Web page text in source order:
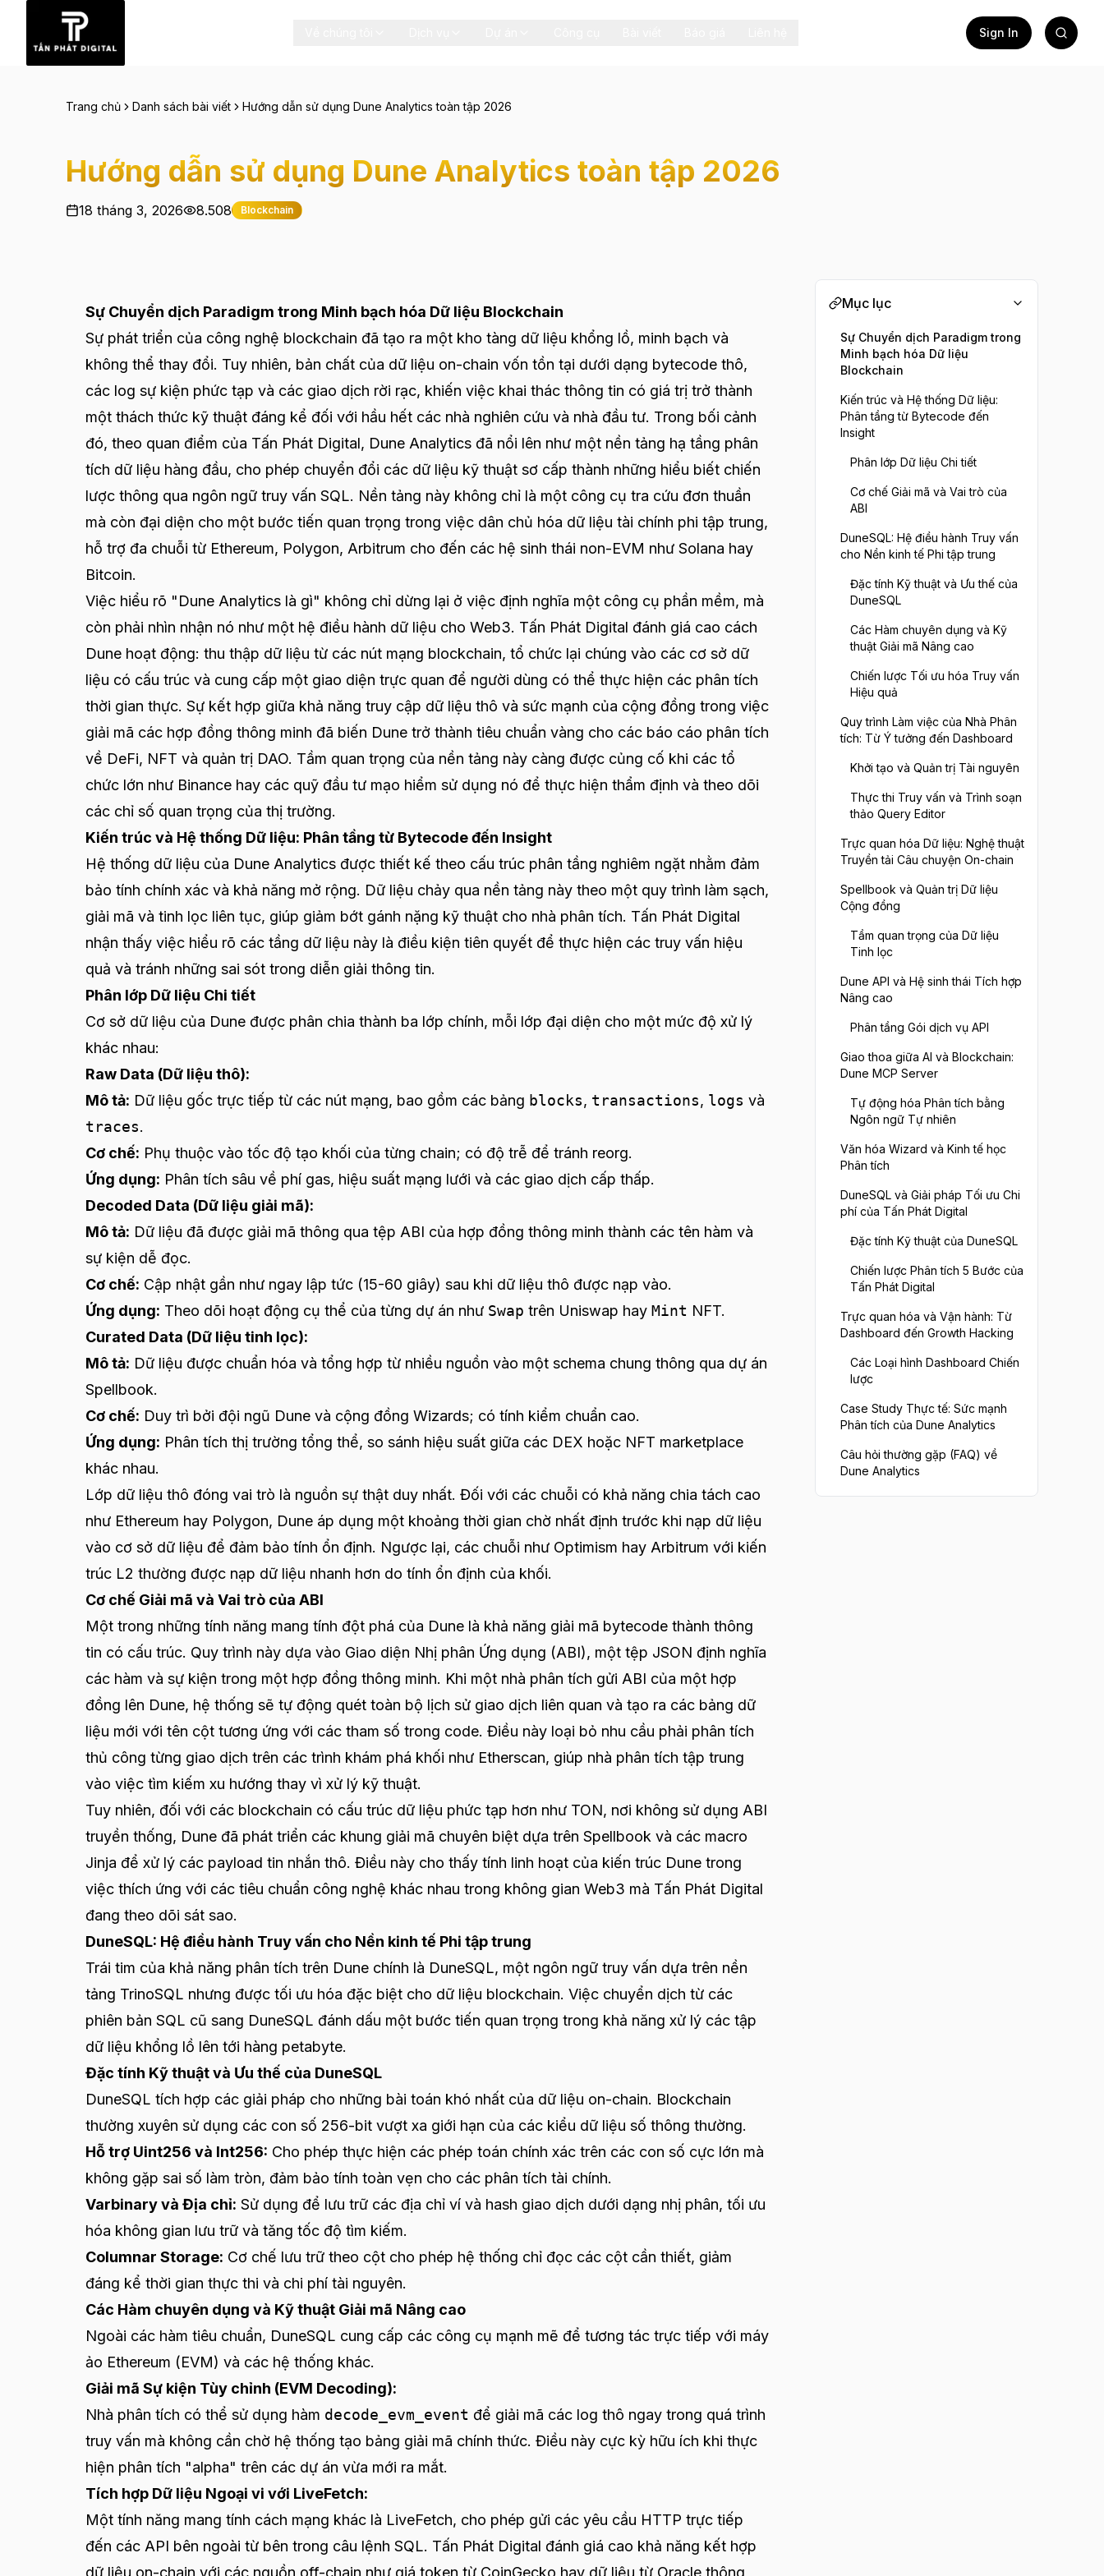
Sign In
Trang chủ Danh sách bài viết Hướng dẫn sử dụng Dune Analytics toàn tập 2026
Hướng dẫn sử dụng Dune Analytics toàn tập 2026
18 tháng 3, 2026 8.508 Blockchain
Sự Chuyển dịch Paradigm trong Minh bạch hóa Dữ liệu Blockchain
Sự phát triển của công nghệ blockchain đã tạo ra một kho tàng dữ liệu khổng lồ, minh bạch và
không thể thay đổi. Tuy nhiên, bản chất của dữ liệu on-chain vốn tồn tại dưới dạng bytecode thô,
các log sự kiện phức tạp và các giao dịch rời rạc, khiến việc khai thác thông tin có giá trị trở thành
một thách thức kỹ thuật đáng kể đối với hầu hết các nhà nghiên cứu và nhà đầu tư. Trong bối cảnh
đó, theo quan điểm của Tấn Phát Digital, Dune Analytics đã nổi lên như một nền tảng hạ tầng phân
tích dữ liệu hàng đầu, cho phép chuyển đổi các dữ liệu kỹ thuật sơ cấp thành những hiểu biết chiến
lược thông qua ngôn ngữ truy vấn SQL. Nền tảng này không chỉ là một công cụ tra cứu đơn thuần
mà còn đại diện cho một bước tiến quan trọng trong việc dân chủ hóa dữ liệu tài chính phi tập trung,
hỗ trợ đa chuỗi từ Ethereum, Polygon, Arbitrum cho đến các hệ sinh thái non-EVM như Solana hay
Bitcoin.
Việc hiểu rõ "Dune Analytics là gì" không chỉ dừng lại ở việc định nghĩa một công cụ phần mềm, mà
còn phải nhìn nhận nó như một hệ điều hành dữ liệu cho Web3. Tấn Phát Digital đánh giá cao cách
Dune hoạt động: thu thập dữ liệu từ các nút mạng blockchain, tổ chức lại chúng vào các cơ sở dữ
liệu có cấu trúc và cung cấp một giao diện trực quan để người dùng có thể thực hiện các phân tích
thời gian thực. Sự kết hợp giữa khả năng truy cập dữ liệu thô và sức mạnh của cộng đồng trong việc
giải mã các hợp đồng thông minh đã biến Dune trở thành tiêu chuẩn vàng cho các báo cáo phân tích
về DeFi, NFT và quản trị DAO. Tầm quan trọng của nền tảng này càng được củng cố khi các tổ
chức lớn như Binance hay các quỹ đầu tư mạo hiểm sử dụng nó để thực hiện thẩm định và theo dõi
các chỉ số quan trọng của thị trường.
Kiến trúc và Hệ thống Dữ liệu: Phân tầng từ Bytecode đến Insight
Hệ thống dữ liệu của Dune Analytics được thiết kế theo cấu trúc phân tầng nghiêm ngặt nhằm đảm
bảo tính chính xác và khả năng mở rộng. Dữ liệu chảy qua nền tảng này theo một quy trình làm sạch,
giải mã và tinh lọc liên tục, giúp giảm bớt gánh nặng kỹ thuật cho nhà phân tích. Tấn Phát Digital
nhận thấy việc hiểu rõ các tầng dữ liệu này là điều kiện tiên quyết để thực hiện các truy vấn hiệu
quả và tránh những sai sót trong diễn giải thông tin.
Phân lớp Dữ liệu Chi tiết
Cơ sở dữ liệu của Dune được phân chia thành ba lớp chính, mỗi lớp đại diện cho một mức độ xử lý
khác nhau:
Raw Data (Dữ liệu thô):
Mô tả: Dữ liệu gốc trực tiếp từ các nút mạng, bao gồm các bảng blocks, transactions, logs và
traces.
Cơ chế: Phụ thuộc vào tốc độ tạo khối của từng chain; có độ trễ để tránh reorg.
Ứng dụng: Phân tích sâu về phí gas, hiệu suất mạng lưới và các giao dịch cấp thấp.
Decoded Data (Dữ liệu giải mã):
Mô tả: Dữ liệu đã được giải mã thông qua tệp ABI của hợp đồng thông minh thành các tên hàm và
sự kiện dễ đọc.
Cơ chế: Cập nhật gần như ngay lập tức (15-60 giây) sau khi dữ liệu thô được nạp vào.
Ứng dụng: Theo dõi hoạt động cụ thể của từng dự án như Swap trên Uniswap hay Mint NFT.
Curated Data (Dữ liệu tinh lọc):
Mô tả: Dữ liệu được chuẩn hóa và tổng hợp từ nhiều nguồn vào một schema chung thông qua dự án
Spellbook.
Cơ chế: Duy trì bởi đội ngũ Dune và cộng đồng Wizards; có tính kiểm chuẩn cao.
Ứng dụng: Phân tích thị trường tổng thể, so sánh hiệu suất giữa các DEX hoặc NFT marketplace
khác nhau.
Lớp dữ liệu thô đóng vai trò là nguồn sự thật duy nhất. Đối với các chuỗi có khả năng chia tách cao
như Ethereum hay Polygon, Dune áp dụng một khoảng thời gian chờ nhất định trước khi nạp dữ liệu
vào cơ sở dữ liệu để đảm bảo tính ổn định. Ngược lại, các chuỗi như Optimism hay Arbitrum với kiến
trúc L2 thường được nạp dữ liệu nhanh hơn do tính ổn định của khối.
Cơ chế Giải mã và Vai trò của ABI
Một trong những tính năng mang tính đột phá của Dune là khả năng giải mã bytecode thành thông
tin có cấu trúc. Quy trình này dựa vào Giao diện Nhị phân Ứng dụng (ABI), một tệp JSON định nghĩa
các hàm và sự kiện trong một hợp đồng thông minh. Khi một nhà phân tích gửi ABI của một hợp
đồng lên Dune, hệ thống sẽ tự động quét toàn bộ lịch sử giao dịch liên quan và tạo ra các bảng dữ
liệu mới với tên cột tương ứng với các tham số trong code. Điều này loại bỏ nhu cầu phải phân tích
thủ công từng giao dịch trên các trình khám phá khối như Etherscan, giúp nhà phân tích tập trung
vào việc tìm kiếm xu hướng thay vì xử lý kỹ thuật.
Tuy nhiên, đối với các blockchain có cấu trúc dữ liệu phức tạp hơn như TON, nơi không sử dụng ABI
truyền thống, Dune đã phát triển các khung giải mã chuyên biệt dựa trên Spellbook và các macro
Jinja để xử lý các payload tin nhắn thô. Điều này cho thấy tính linh hoạt của kiến trúc Dune trong
việc thích ứng với các tiêu chuẩn công nghệ khác nhau trong không gian Web3 mà Tấn Phát Digital
đang theo dõi sát sao.
DuneSQL: Hệ điều hành Truy vấn cho Nền kinh tế Phi tập trung
Trái tim của khả năng phân tích trên Dune chính là DuneSQL, một ngôn ngữ truy vấn dựa trên nền
tảng TrinoSQL nhưng được tối ưu hóa đặc biệt cho dữ liệu blockchain. Việc chuyển dịch từ các
phiên bản SQL cũ sang DuneSQL đánh dấu một bước tiến quan trọng trong khả năng xử lý các tập
dữ liệu khổng lồ lên tới hàng petabyte.
Đặc tính Kỹ thuật và Ưu thế của DuneSQL
DuneSQL tích hợp các giải pháp cho những bài toán khó nhất của dữ liệu on-chain. Blockchain
thường xuyên sử dụng các con số 256-bit vượt xa giới hạn của các kiểu dữ liệu số thông thường.
Hỗ trợ Uint256 và Int256: Cho phép thực hiện các phép toán chính xác trên các con số cực lớn mà
không gặp sai số làm tròn, đảm bảo tính toàn vẹn cho các phân tích tài chính.
Varbinary và Địa chỉ: Sử dụng để lưu trữ các địa chỉ ví và hash giao dịch dưới dạng nhị phân, tối ưu
hóa không gian lưu trữ và tăng tốc độ tìm kiếm.
Columnar Storage: Cơ chế lưu trữ theo cột cho phép hệ thống chỉ đọc các cột cần thiết, giảm
đáng kể thời gian thực thi và chi phí tài nguyên.
Các Hàm chuyên dụng và Kỹ thuật Giải mã Nâng cao
Ngoài các hàm tiêu chuẩn, DuneSQL cung cấp các công cụ mạnh mẽ để tương tác trực tiếp với máy
ảo Ethereum (EVM) và các hệ thống khác.
Giải mã Sự kiện Tùy chỉnh (EVM Decoding):
Nhà phân tích có thể sử dụng hàm decode_evm_event để giải mã các log thô ngay trong quá trình
truy vấn mà không cần chờ hệ thống tạo bảng giải mã chính thức. Điều này cực kỳ hữu ích khi thực
hiện phân tích "alpha" trên các dự án vừa mới ra mắt.
Tích hợp Dữ liệu Ngoại vi với LiveFetch:
Một tính năng mang tính cách mạng khác là LiveFetch, cho phép gửi các yêu cầu HTTP trực tiếp
đến các API bên ngoài từ bên trong câu lệnh SQL. Tấn Phát Digital đánh giá cao khả năng kết hợp
dữ liệu on-chain với các nguồn off-chain như giá token từ CoinGecko hay dữ liệu từ Oracle thông
Mục lục
Sự Chuyển dịch Paradigm trong
Minh bạch hóa Dữ liệu
Blockchain
Kiến trúc và Hệ thống Dữ liệu:
Phân tầng từ Bytecode đến
Insight
Phân lớp Dữ liệu Chi tiết
Cơ chế Giải mã và Vai trò của
ABI
DuneSQL: Hệ điều hành Truy vấn
cho Nền kinh tế Phi tập trung
Đặc tính Kỹ thuật và Ưu thế của
DuneSQL
Các Hàm chuyên dụng và Kỹ
thuật Giải mã Nâng cao
Chiến lược Tối ưu hóa Truy vấn
Hiệu quả
Quy trình Làm việc của Nhà Phân
tích: Từ Ý tưởng đến Dashboard
Khởi tạo và Quản trị Tài nguyên
Thực thi Truy vấn và Trình soạn
thảo Query Editor
Trực quan hóa Dữ liệu: Nghệ thuật
Truyền tải Câu chuyện On-chain
Spellbook và Quản trị Dữ liệu
Cộng đồng
Tầm quan trọng của Dữ liệu
Tinh lọc
Dune API và Hệ sinh thái Tích hợp
Nâng cao
Phân tầng Gói dịch vụ API
Giao thoa giữa AI và Blockchain:
Dune MCP Server
Tự động hóa Phân tích bằng
Ngôn ngữ Tự nhiên
Văn hóa Wizard và Kinh tế học
Phân tích
DuneSQL và Giải pháp Tối ưu Chi
phí của Tấn Phát Digital
Đặc tính Kỹ thuật của DuneSQL
Chiến lược Phân tích 5 Bước của
Tấn Phát Digital
Trực quan hóa và Vận hành: Từ
Dashboard đến Growth Hacking
Các Loại hình Dashboard Chiến
lược
Case Study Thực tế: Sức mạnh
Phân tích của Dune Analytics
Câu hỏi thường gặp (FAQ) về
Dune Analytics